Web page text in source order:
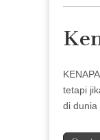
tetapi
di dunia